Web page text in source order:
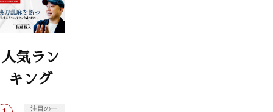
人気ラン
キング
注目の一